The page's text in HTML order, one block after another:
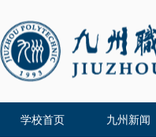
学校首页 九州新闻